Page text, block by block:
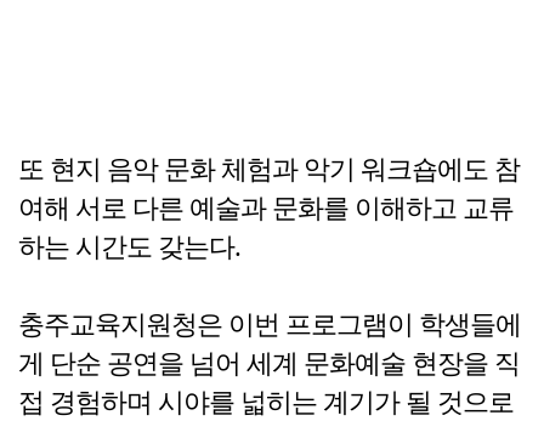
또 현지 음악 문화 체험과 악기 워크숍에도 참
여해 서로 다른 예술과 문화를 이해하고 교류
하는 시간도 갖는다.
충주교육지원청은 이번 프로그램이 학생들에
게 단순 공연을 넘어 세계 문화예술 현장을 직
접 경험하며 시야를 넓히는 계기가 될 것으로